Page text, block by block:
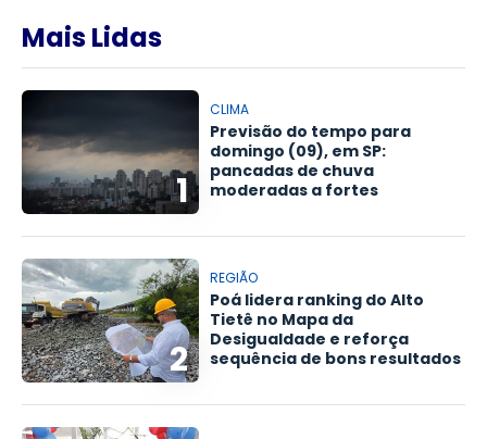
Mais Lidas
1
CLIMA
Previsão do tempo para
domingo (09), em SP:
pancadas de chuva
moderadas a fortes
2
REGIÃO
Poá lidera ranking do Alto
Tietê no Mapa da
Desigualdade e reforça
sequência de bons resultados